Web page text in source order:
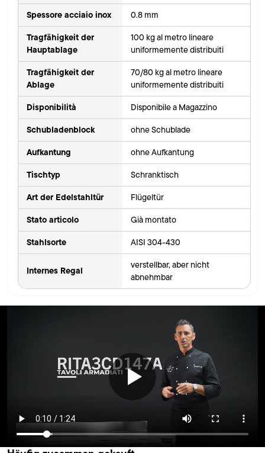
Spessore acciaio inox 0.8 mm
Tragfähigkeit der
Hauptablage
100 kg al metro lineare
uniformemente distribuiti
Tragfähigkeit der
Ablage
70/80 kg al metro lineare
uniformemente distribuiti
Disponibilità Disponibile a Magazzino
Schubladenblock ohne Schublade
Aufkantung ohne Aufkantung
Tischtyp Schranktisch
Art der Edelstahltür Flügeltür
Stato articolo Già montato
Stahlsorte AISI 304-430
Internes Regal
verstellbar, aber nicht
abnehmbar